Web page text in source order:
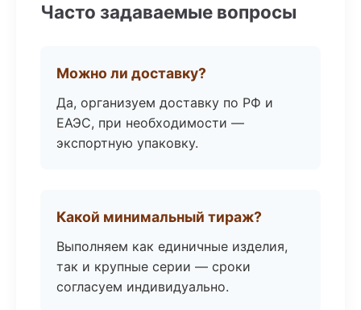
Часто задаваемые вопросы
Можно ли доставку?
Да, организуем доставку по РФ и
ЕАЭС, при необходимости —
экспортную упаковку.
Какой минимальный тираж?
Выполняем как единичные изделия,
так и крупные серии — сроки
согласуем индивидуально.